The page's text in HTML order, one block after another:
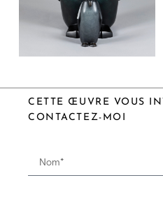
CETTE ŒUVRE VOUS
CONTACTEZ-MOI